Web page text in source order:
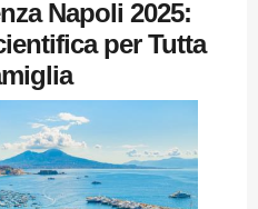
Napoli 2025:
per Tutta